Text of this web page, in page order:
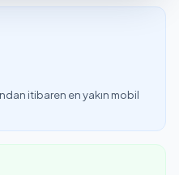
itibaren en yakın mobil